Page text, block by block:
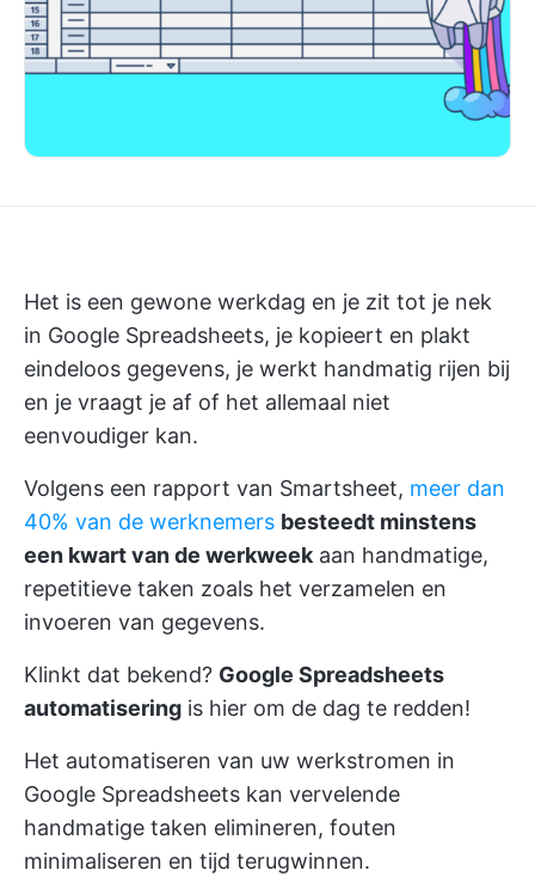
Het is een gewone werkdag en je zit tot je nek
in Google Spreadsheets, je kopieert en plakt
eindeloos gegevens, je werkt handmatig rijen bij
en je vraagt je af of het allemaal niet
eenvoudiger kan.
Volgens een rapport van Smartsheet, meer dan
40% van de werknemers besteedt minstens
een kwart van de werkweek aan handmatige,
repetitieve taken zoals het verzamelen en
invoeren van gegevens.
Klinkt dat bekend? Google Spreadsheets
automatisering is hier om de dag te redden!
Het automatiseren van uw werkstromen in
Google Spreadsheets kan vervelende
handmatige taken elimineren, fouten
minimaliseren en tijd terugwinnen.